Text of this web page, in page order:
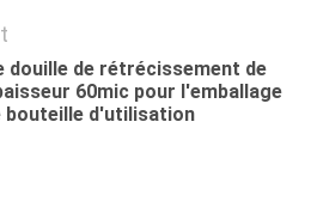
douille de rétrécissement de
60mic pour l'emballage
bouteille d'utilisation